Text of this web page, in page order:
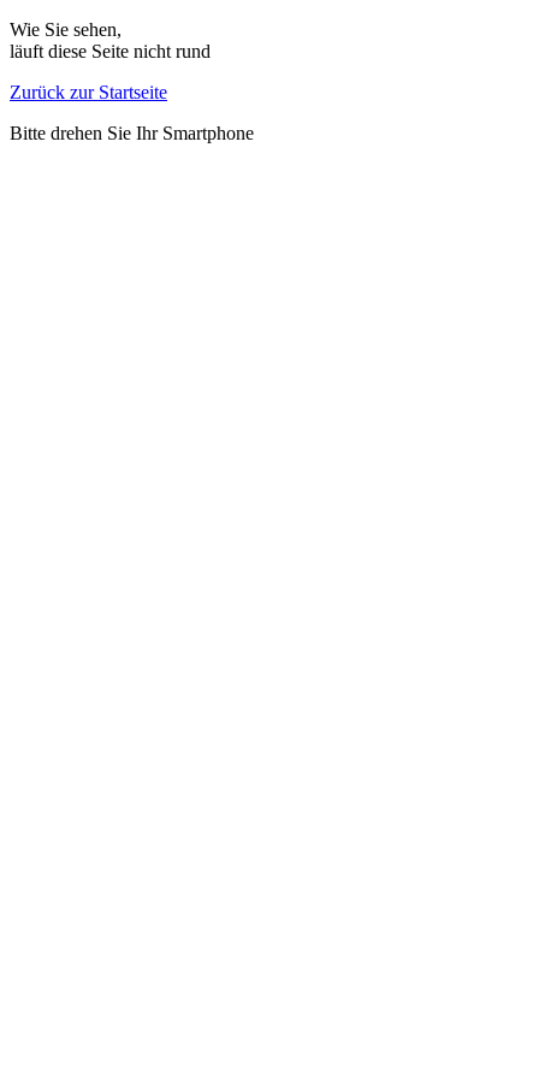
Direkt
zum
Wie Sie sehen,
läuft diese Seite nicht rund
Zurück zur Startseite
Bitte drehen Sie Ihr Smartphone